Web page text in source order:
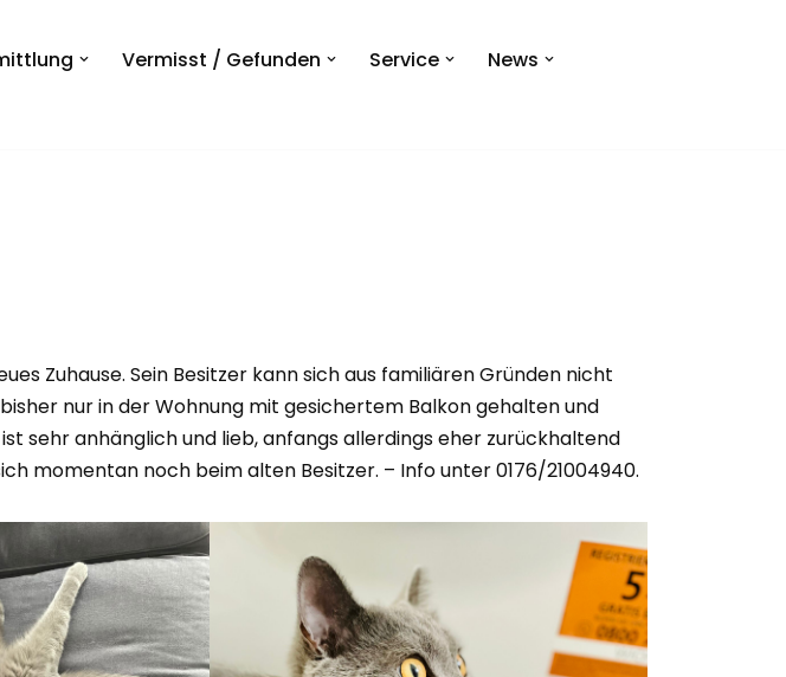
Vermisst / Gefunden Service
News
Zuhause. Sein Besitzer kann sich aus familiären Gründen nicht
nur in der Wohnung mit gesichertem Balkon gehalten und
sehr anhänglich und lieb, anfangs allerdings eher zurückhaltend
momentan noch beim alten Besitzer. – Info unter 0176/21004940.